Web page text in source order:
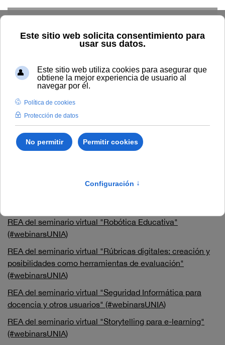
Inicio Innovación
Conocimiento abierto y difusión
Recursos Educativos en abierto
#WebinarsUNIA (Plan de
formación de profesorado)
REA del seminario virtual "Repositorios institucionales de
REA del seminario virtual "Robótica Educativa"
(#webinarsUNIA)
REA del seminario virtual "Rúbricas digitales: creación y
posibilidades como herramientas de evaluación"
(#webinarsUNIA)
REA del seminario virtual "Seguridad Informática para
docencia y otros usuarios" (#webinarsUNIA)
REA del seminario virtual "Storytelling para e-learning"
(#webinarsUNIA)